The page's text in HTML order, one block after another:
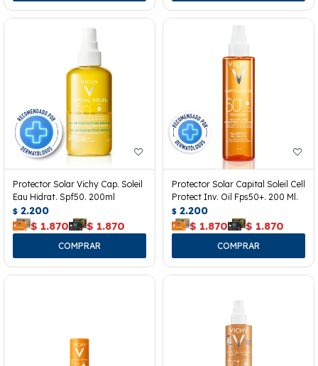
Protector Solar Vichy Cap. Soleil
Eau Hidrat. Spf50. 200ml
$ 2.200
$ 1.870 $ 1.870
Protector Solar Capital Soleil Cell
Protect Inv. Oil Fps50+. 200 Ml.
$ 2.200
$ 1.870 $ 1.870